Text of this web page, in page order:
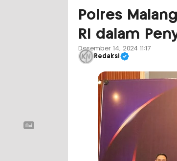
Polres
RI dalam
Desember 14, 2024 11:17
Redaksi